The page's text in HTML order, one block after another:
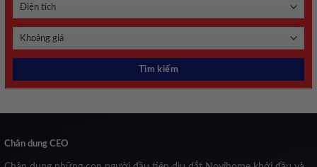
Chân dung CEO